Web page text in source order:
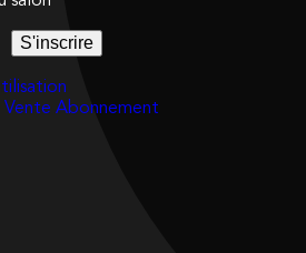
S'inscrire
Vente Abonnement